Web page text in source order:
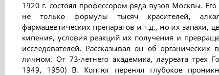
1920 г. состоял профессором ряда вузов Москвы.
не только формулы тысяч красителей,
фармацевтических препаратов и т.д., но их запахи,
кипения, условия реакций их получения и
исследователей. Рассказывал он об органических
личном. От 73-летнего академика, лауреата трех
1949, 1950) В. Коптюг перенял глубокое